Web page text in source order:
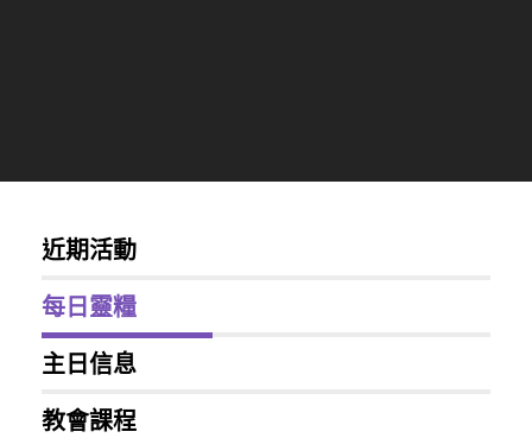
近期活動
每日靈糧
主日信息
教會課程